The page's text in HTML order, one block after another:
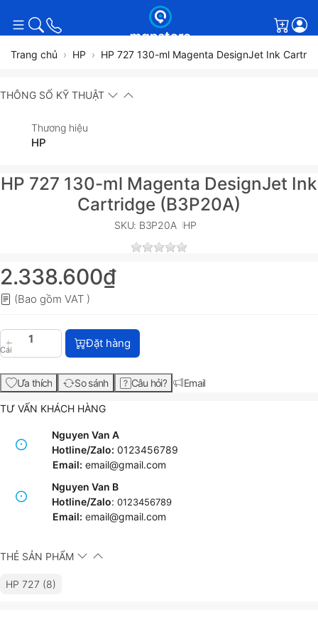
Giỏ
Trang chủ HP HP 727 130-ml Magenta DesignJet Ink
THÔNG SỐ KỸ THUẬT
Thương hiệu
HP
HP 727 130-ml Magenta DesignJet Ink
Cartridge (B3P20A)
SKU: B3P20A HP
2.338.600₫
(Bao gồm VAT )
Cái
HP 727 130-ml Magenta DesignJet Ink Cartridge
Đặt hàng
Ưa thích So sánh Câu hỏi? Email
TƯ VẤN KHÁCH HÀNG
Nguyen Van A
Hotline/Zalo: 0123456789
Email: email@gmail.com
Nguyen Van B
Hotline/Zalo: 0123456789
Email: email@gmail.com
THẺ SẢN PHẨM
HP 727 (8)